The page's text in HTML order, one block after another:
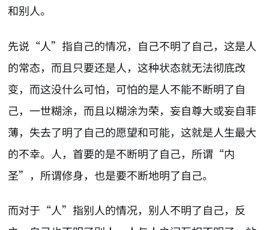
和别人。
先说“人”指自己的情况，自己不明了自己，这是人
的常态，而且只要还是人，这种状态就无法彻底改
变，而这没什么可怕，可怕的是人不能不断明了自
己，一世糊涂，而且以糊涂为荣，妄自尊大或妄自菲
薄，失去了明了自己的愿望和可能，这就是人生最大
的不幸。人，首要的是不断明了自己，所谓“内
圣”，所谓修身，也是要不断地明了自己。
而对于“人”指别人的情况，别人不明了自己，反